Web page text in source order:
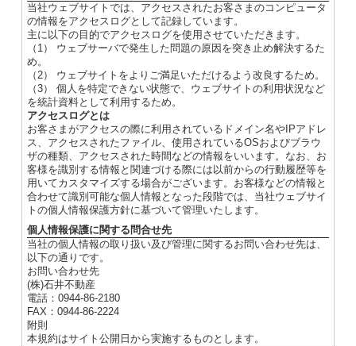
当社ウェブサイトでは、アクセスされたお客さまのコンピュータ
の情報をアクセスログとして記録しています。
主に以下の目的でアクセスログを使用させていただきます。
（1） ウェブサーバで発生した問題の原因を突き止め解決するた
め。
（2） ウェブサイトをよりご満足いただけるよう改良するため。
（3） 個人を特定できない状態で、ウェブサイトの利用状況など
を統計資料として利用するため。
アクセスログとは
お客さまがアクセスの際に利用されているドメイン名やIPアドレ
ス、アクセスされたファイル、使用されているOSおよびブラウ
ザの種類、アクセスされた時間などの情報をいいます。なお、お
客様を識別する情報と関連づける際には以前からの行動履歴等を
用いてカスタマイズする場合がございます。お客様などの情報と
合わせて識別可能な個人情報となった段階では、当社ウェブサイ
トの個人情報保護方針に基づいて管理いたします。
個人情報保護に関する問合せ先
当社の個人情報の取り扱い及び管理に関するお問い合わせ先は、
以下の通りです。
お問い合わせ先
(株)石井不動産
電話：0944-86-2180
FAX：0944-86-2224
附則
本規約はサイト公開日から実施するものとします。